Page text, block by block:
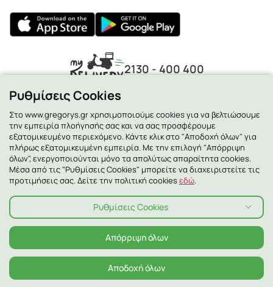
Το θέλω
2130 - 400 400
© 2026 ΓΡΗΓΟΡΗΣ ALL RIGHTS RESERVED
Πολιτική Απορρήτου Πολιτική Cookies
Όροι χρήσης
Αλλεργιογόνα
Ρυθμίσεις Cookies
Στο www.gregorys.gr χρησιμοποιούμε cookies για να βελτιώσουμε
την εμπειρία πλοήγησής σας και να σας προσφέρουμε
εξατομικευμένο περιεχόμενο. Κάντε κλικ στο "Αποδοχή όλων" για
πλήρως εξατομικευμένη εμπειρία. Με την επιλογή "Απόρριψη
όλων", ενεργοποιούνται μόνο τα απολύτως απαραίτητα cookies.
Μέσα από τις "Ρυθμίσεις Cookies" μπορείτε να διαχειριστείτε τις
προτιμήσεις σας. Δείτε την πολιτική cookiesεδώ.
Ρυθμίσεις Cookies
Απόρριψη όλων
Αποδοχή όλων